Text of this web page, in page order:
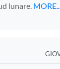
lunare. MORE...